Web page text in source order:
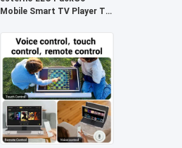
Mobile Smart TV Player TV